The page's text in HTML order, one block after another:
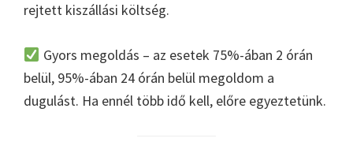
rejtett kiszállási költség.
Gyors megoldás – az esetek 75%-ában 2 órán
belül, 95%-ában 24 órán belül megoldom a
dugulást. Ha ennél több idő kell, előre egyeztetünk.